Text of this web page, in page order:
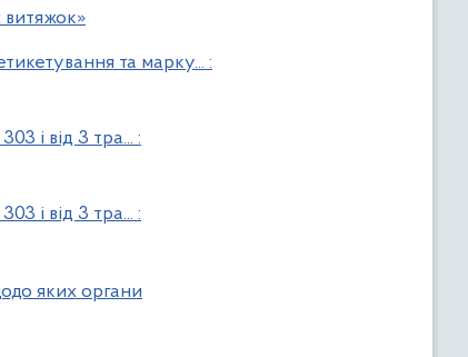
та марку... :
і від 3 тра... :
і від 3 тра... :
яких органи